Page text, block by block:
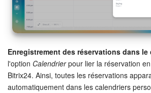
Enregistrement des réservations dans le
l'option Calendrierpour lier la réservation
Bitrix24. Ainsi, toutes les réservations
automatiquement dans les calendriers